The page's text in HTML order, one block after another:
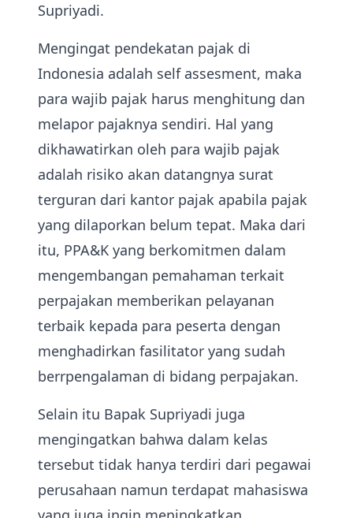
Supriyadi.
Mengingat pendekatan pajak di
Indonesia adalah self assesment, maka
para wajib pajak harus menghitung dan
melapor pajaknya sendiri. Hal yang
dikhawatirkan oleh para wajib pajak
adalah risiko akan datangnya surat
terguran dari kantor pajak apabila pajak
yang dilaporkan belum tepat. Maka dari
itu, PPA&K yang berkomitmen dalam
mengembangan pemahaman terkait
perpajakan memberikan pelayanan
terbaik kepada para peserta dengan
menghadirkan fasilitator yang sudah
berrpengalaman di bidang perpajakan.
Selain itu Bapak Supriyadi juga
mengingatkan bahwa dalam kelas
tersebut tidak hanya terdiri dari pegawai
perusahaan namun terdapat mahasiswa